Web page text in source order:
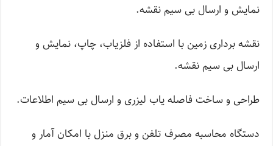
نمایش و ارسال بی سیم نقشه.
نقشه برداری زمین با استفاده از فلزیاب، چاپ، نمایش و
ارسال بی سیم نقشه.
طراحی و ساخت فاصله یاب لیزری و ارسال بی سیم اطلاعات.
دستگاه محاسبه مصرف تلفن و برق منزل با امکان آمار و